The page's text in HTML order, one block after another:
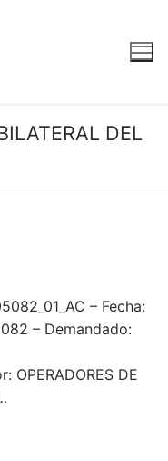
DEL
– Fecha:
– Demandado:
OPERADORES DE